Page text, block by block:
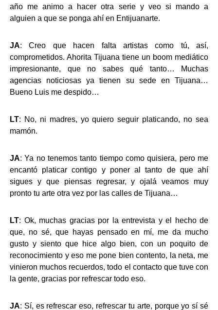
año me animo a hacer otra serie y veo si mando a
alguien a que se ponga ahí en Entijuanarte.
JA: Creo que hacen falta artistas como tú, así,
comprometidos. Ahorita Tijuana tiene un boom mediático
impresionante, que no sabes qué tanto… Muchas
agencias noticiosas ya tienen su sede en Tijuana…
Bueno Luis me despido…
LT: No, ni madres, yo quiero seguir platicando, no sea
mamón.
JA: Ya no tenemos tanto tiempo como quisiera, pero me
encantó platicar contigo y poner al tanto de que ahí
sigues y que piensas regresar, y ojalá veamos muy
pronto tu arte otra vez por las calles de Tijuana…
LT: Ok, muchas gracias por la entrevista y el hecho de
que, no sé, que hayas pensado en mí, me da mucho
gusto y siento que hice algo bien, con un poquito de
reconocimiento y eso me pone bien contento, la neta, me
vinieron muchos recuerdos, todo el contacto que tuve con
la gente, gracias por refrescar todo eso.
JA: Sí, es refrescar eso, refrescar tu arte, porque yo sí sé